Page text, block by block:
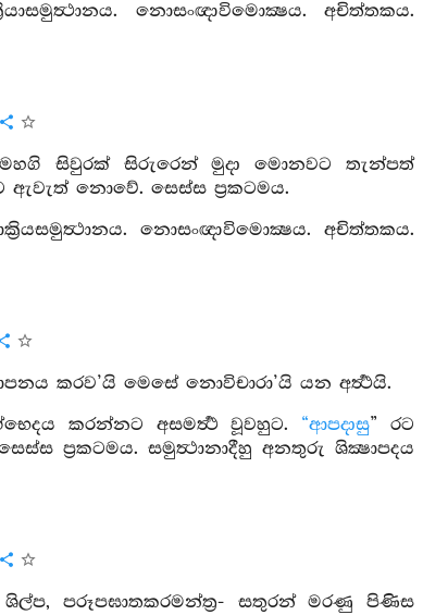
නොසංඥාවිමොක්‍ෂය. අචිත්තකය.
සිවුරක් සිරුරෙන් මුදා මොනවට තැන්පත්
නොවේ. සෙස්ස ප්‍රකටමය.
නොසංඥාවිමොක්‍ෂය. අචිත්තකය.
කරව’යි මෙසේ නොවිචාරා’යි යන අර්‍ත්‍ථයි.
කරන්නට අසමර්‍ත්‍ථ වූවහුට. “ආපදාසු” රට
ප්‍රකටමය. සමුත්‍ථානාදීහු අනතුරු ශික්‍ෂාපදය
පරූපඝාතකරමන්ත්‍ර- සතුරන් මරණු පිණිස